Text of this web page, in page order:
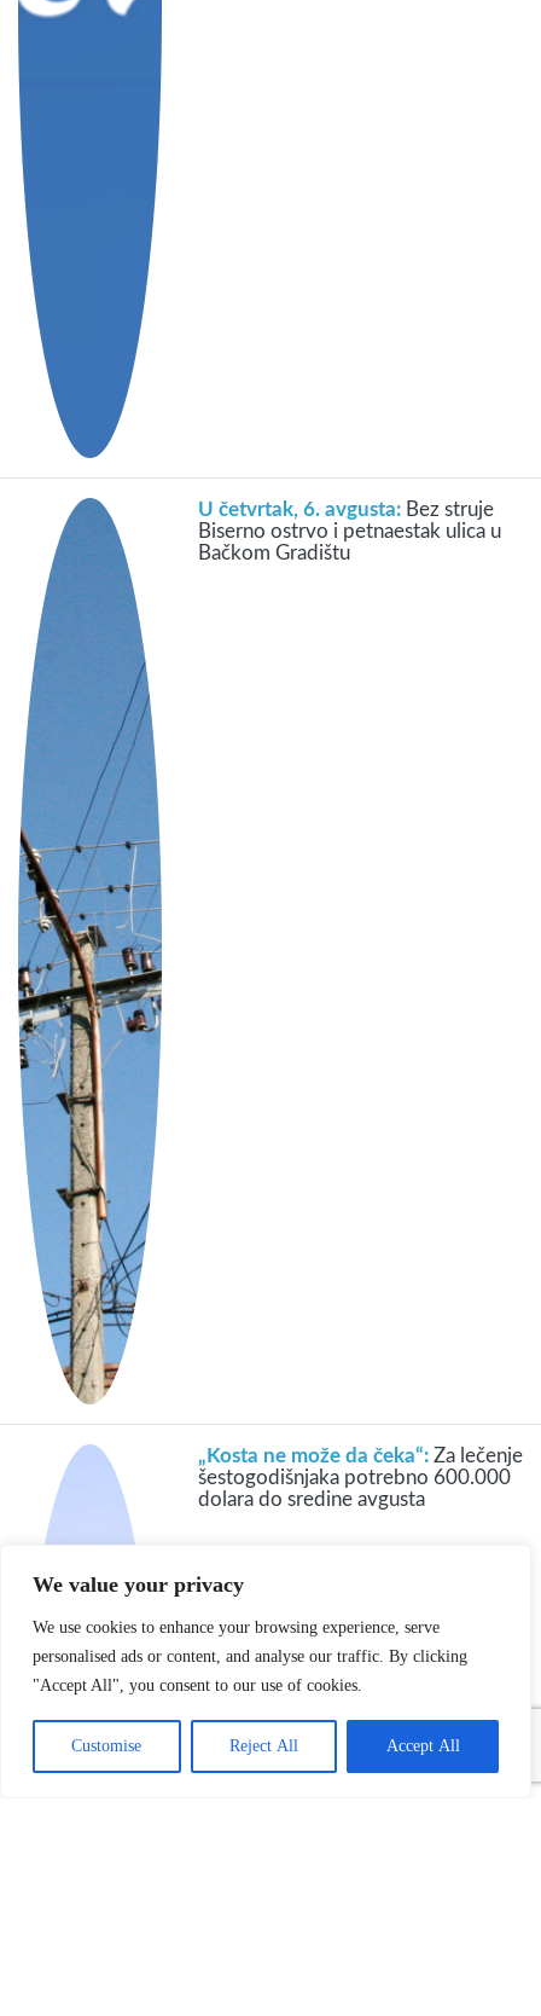
We value your privacy
We use cookies to enhance your browsing experience, serve
personalised ads or content, and analyse our traffic. By clicking
"Accept All", you consent to our use of cookies.
Customise Reject All Accept All
U četvrtak, 6. avgusta: Bez struje
Biserno ostrvo i petnaestak ulica u
Bačkom Gradištu
„Kosta ne može da čeka“:Za lečenje
šestogodišnjaka potrebno 600.000
dolara do sredine avgusta